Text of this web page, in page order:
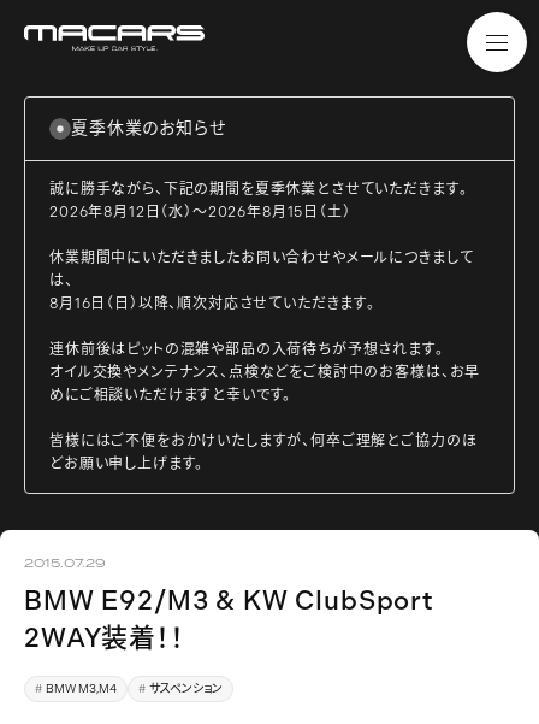
夏季休業のお知らせ
誠に勝手ながら、下記の期間を夏季休業とさせていただきます。
2026年8月12日（水）～2026年8月15日（土）
休業期間中にいただきましたお問い合わせやメールにつきまして
は、
8月16日（日）以降、順次対応させていただきます。
連休前後はピットの混雑や部品の入荷待ちが予想されます。
オイル交換やメンテナンス、点検などをご検討中のお客様は、お早
めにご相談いただけますと幸いです。
皆様にはご不便をおかけいたしますが、何卒ご理解とご協力のほ
どお願い申し上げます。
2015.07.29
BMW E92/M3 & KW ClubSport
2WAY装着！！
BMW M3,M4 サスペンション